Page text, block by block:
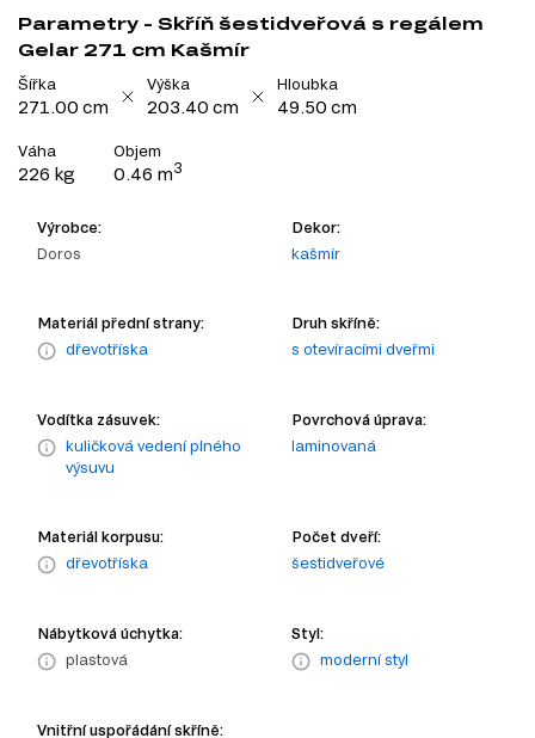
Parametry - Skříň šestidveřová s regálem
Gelar 271 cm Kašmír
Šířka
271.00 cm
Výška
203.40 cm
Hloubka
49.50 cm
Váha
226 kg
Objem
0.46 m3
Výrobce:
Doros
Dekor:
kašmír
Materiál přední strany:
dřevotříska
Druh skříně:
s otevíracími dveřmi
Vodítka zásuvek:
kuličková vedení plného
výsuvu
Povrchová úprava:
laminovaná
Materiál korpusu:
dřevotříska
Počet dveří:
šestidveřové
Nábytková úchytka:
plastová
Styl:
moderní styl
Vnitřní uspořádání skříně: